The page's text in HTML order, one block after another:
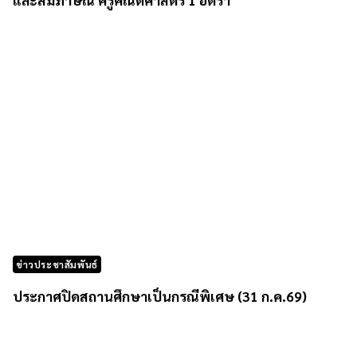
ข่าวประชาสัมพันธ์
ประกาศปิดสถานศึกษาเป็นกรณีพิเศษ (31 ก.ค.69)